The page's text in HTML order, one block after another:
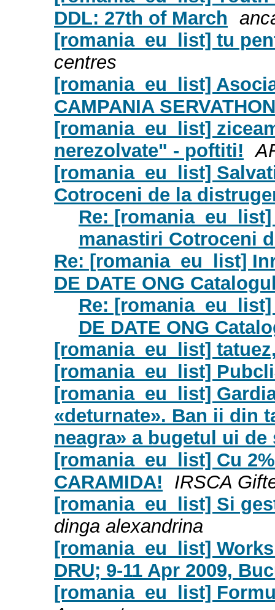
DDL: 27th of March
[romania_eu_list] tu
centres
[romania_eu_list]
CAMPANIA
[romania_eu_list]
nerezolvate" - poftiti!
[romania_eu_list]
Cotroceni de la
Re:
manastiri Cotroceni
Re: [romania_eu_list]
DE DATE ONG
Re:
DE DATE ONG
[romania_eu_list]
[romania_eu_list]
[romania_eu_list]
«deturnate». Ban ii din
neagra» a bugetul ui de
[romania_eu_list] Cu
CARAMIDA!
IRSCA
[romania_eu_list] Si
dinga alexandrina
[romania_eu_list]
DRU; 9-11 Apr 2009,
[romania_eu_list]